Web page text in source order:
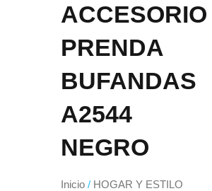
ACCESORIO
PRENDA
BUFANDAS
A2544
NEGRO
Inicio / HOGAR Y ESTILO